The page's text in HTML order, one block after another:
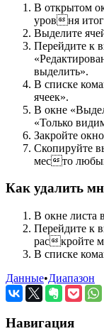
В открытом
уровня
Выделите
Перейдите к
выделить».
В списке
ячеек».
В окне
«Только
Закройте
Скопируйте
место
Как удалить
В окне листа
Перейдите к
раскройте
В списке
Данные•Диапазон
Навигация